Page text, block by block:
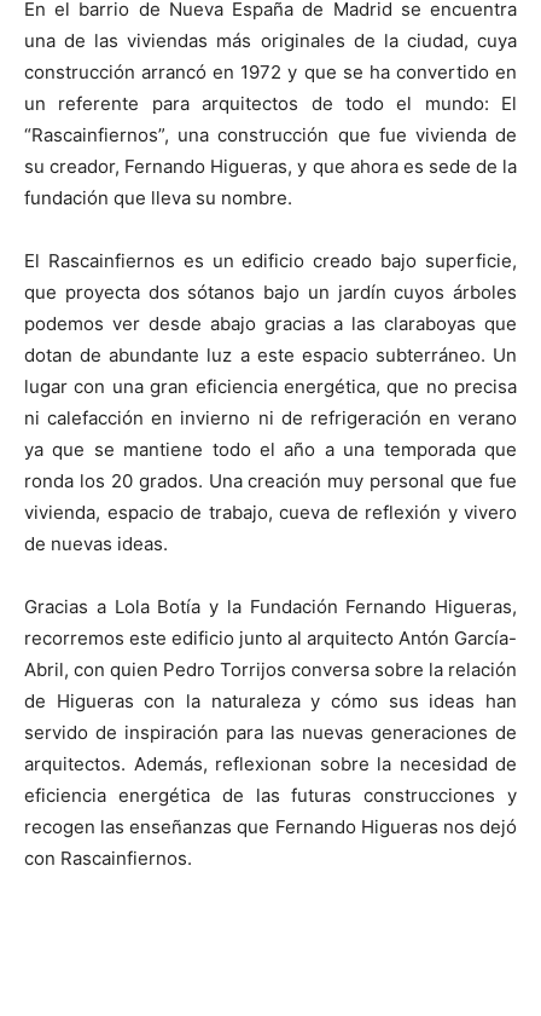
En el barrio de Nueva España de Madrid se encuentra
una de las viviendas más originales de la ciudad, cuya
construcción arrancó en 1972 y que se ha convertido en
un referente para arquitectos de todo el mundo: El
“Rascainfiernos”, una construcción que fue vivienda de
su creador, Fernando Higueras, y que ahora es sede de la
fundación que lleva su nombre.
El Rascainfiernos es un edificio creado bajo superficie,
que proyecta dos sótanos bajo un jardín cuyos árboles
podemos ver desde abajo gracias a las claraboyas que
dotan de abundante luz a este espacio subterráneo. Un
lugar con una gran eficiencia energética, que no precisa
ni calefacción en invierno ni de refrigeración en verano
ya que se mantiene todo el año a una temporada que
ronda los 20 grados. Una creación muy personal que fue
vivienda, espacio de trabajo, cueva de reflexión y vivero
de nuevas ideas.
Gracias a Lola Botía y la Fundación Fernando Higueras,
recorremos este edificio junto al arquitecto Antón García-
Abril, con quien Pedro Torrijos conversa sobre la relación
de Higueras con la naturaleza y cómo sus ideas han
servido de inspiración para las nuevas generaciones de
arquitectos. Además, reflexionan sobre la necesidad de
eficiencia energética de las futuras construcciones y
recogen las enseñanzas que Fernando Higueras nos dejó
con Rascainfiernos.